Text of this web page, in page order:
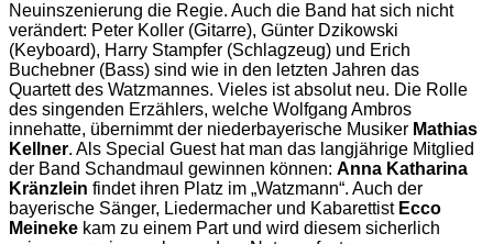
Neuinszenierung die Regie. Auch die Band hat sich nicht
verändert: Peter Koller (Gitarre), Günter Dzikowski
(Keyboard), Harry Stampfer (Schlagzeug) und Erich
Buchebner (Bass) sind wie in den letzten Jahren das
Quartett des Watzmannes. Vieles ist absolut neu. Die Rolle
des singenden Erzählers, welche Wolfgang Ambros
innehatte, übernimmt der niederbayerische Musiker Mathias
Kellner. Als Special Guest hat man das langjährige Mitglied
der Band Schandmaul gewinnen können: Anna Katharina
Kränzlein findet ihren Platz im „Watzmann“. Auch der
bayerische Sänger, Liedermacher und Kabarettist Ecco
Meineke kam zu einem Part und wird diesem sicherlich